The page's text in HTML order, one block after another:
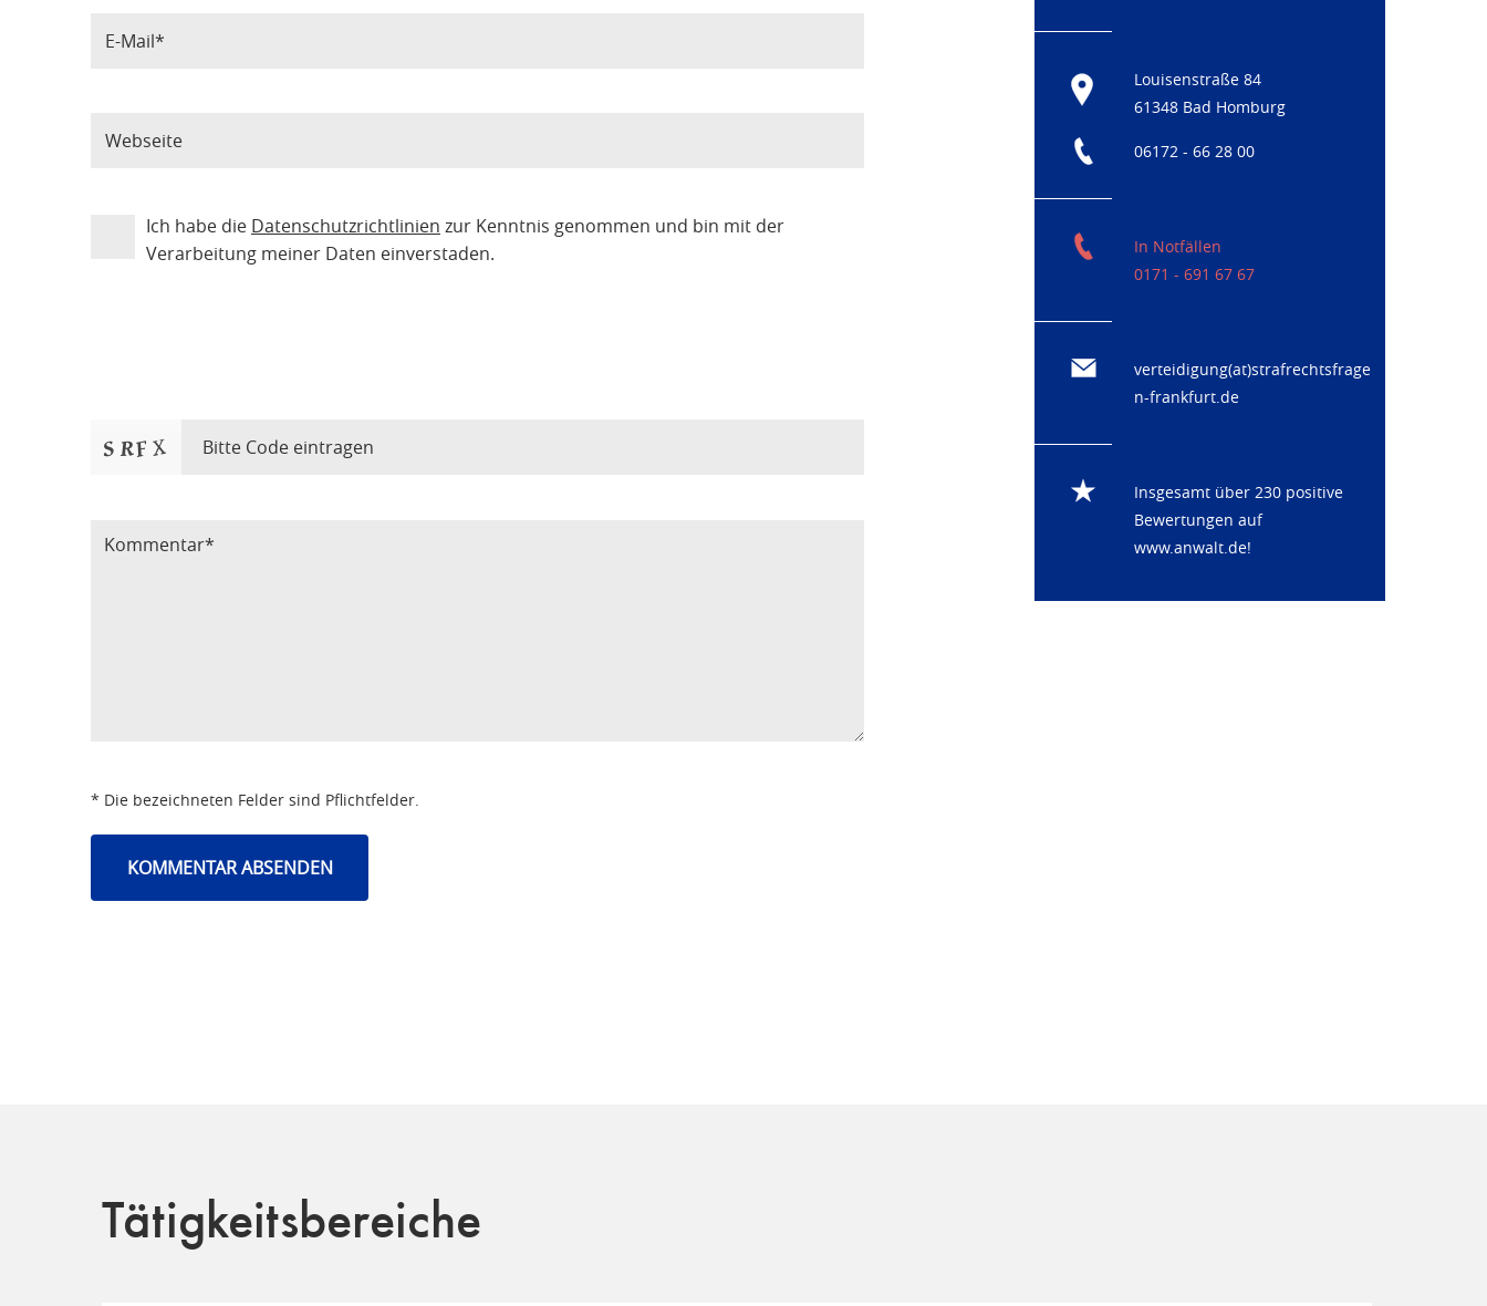
Ich habe die Datenschutzrichtlinien zur Kenntnis genommen und bin mit der
Verarbeitung meiner Daten einverstaden.
* Die bezeichneten Felder sind Pflichtfelder.
Louisenstraße 84
61348 Bad Homburg
06172 - 66 28 00
In Notfällen
0171 - 691 67 67
verteidigung(at)strafrechtsfrage
n-frankfurt.de
Insgesamt über 230 positive
Bewertungen auf
www.anwalt.de!
Tätigkeitsbereiche